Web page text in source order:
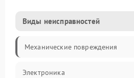
Виды неисправностей
Механические повреждения
Электроника